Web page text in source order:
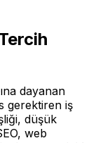
dayanan
gerektiren iş
düşük
web